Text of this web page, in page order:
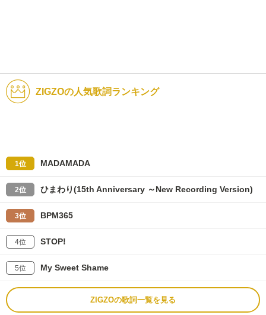
ZIGZOの人気歌詞ランキング
1位 MADAMADA
2位 ひまわり(15th Anniversary ～New Recording Version)
3位 BPM365
4位 STOP!
5位 My Sweet Shame
ZIGZOの歌詞一覧を見る